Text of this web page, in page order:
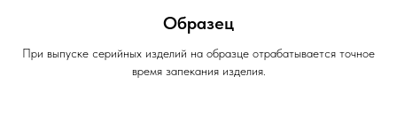
Образец
При выпуске серийных изделий на образце отрабатывается точное
время запекания изделия.